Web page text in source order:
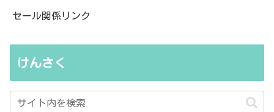
セール関係リンク
けんさく